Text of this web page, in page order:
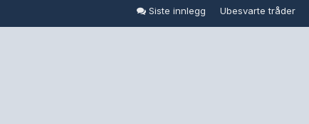
Siste innlegg Ubesvarte tråder